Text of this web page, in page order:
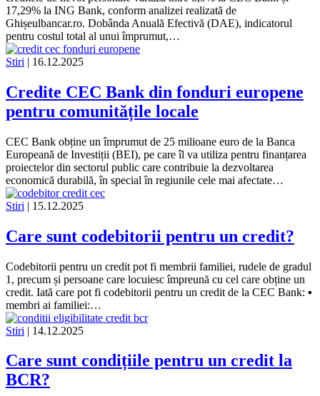
17,29% la ING Bank, conform analizei realizată de
Ghișeulbancar.ro. Dobânda Anuală Efectivă (DAE), indicatorul
pentru costul total al unui împrumut,…
Stiri | 16.12.2025
Credite CEC Bank din fonduri europene
pentru comunitățile locale
CEC Bank obține un împrumut de 25 milioane euro de la Banca
Europeană de Investiții (BEI), pe care îl va utiliza pentru finanțarea
proiectelor din sectorul public care contribuie la dezvoltarea
economică durabilă, în special în regiunile cele mai afectate…
Stiri | 15.12.2025
Care sunt codebitorii pentru un credit?
Codebitorii pentru un credit pot fi membrii familiei, rudele de gradul
1, precum și persoane care locuiesc împreună cu cel care obține un
credit. Iată care pot fi codebitorii pentru un credit de la CEC Bank: ▪
membri ai familiei:…
Stiri | 14.12.2025
Care sunt condițiile pentru un credit la
BCR?